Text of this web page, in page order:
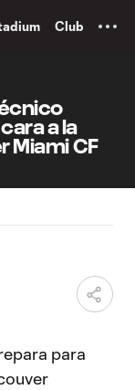
Club
a la
Miami CF
para